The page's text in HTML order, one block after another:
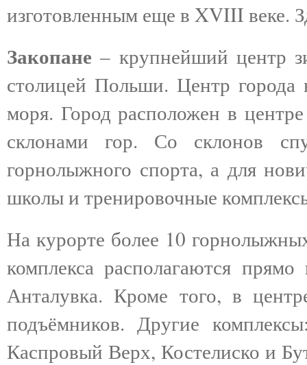
изготовленным еще в XVIII веке.
Закопане– крупнейший центр
столицей Польши. Центр
моря. Город расположен в
склонами гор. Со склонов
горнолыжного спорта, а для
школы и тренировочные
На курорте более 10
комплекса располагаются
Анталувка. Кроме того, в
подъёмников. Другие
Каспровый Верх, Костелиско и